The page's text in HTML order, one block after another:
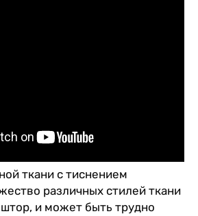
ткани с тиснением
различных стилей ткани
и может быть трудно